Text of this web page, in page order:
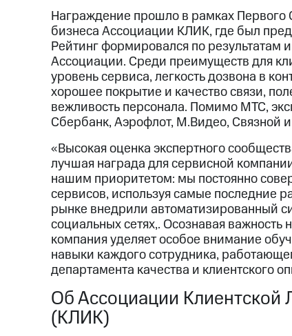
Награждение прошло в рамках Первого
бизнеса Ассоциации КЛИК, где был
Рейтинг формировался по результатам
Ассоциации. Среди преимуществ для
уровень сервиса, легкость дозвона в
хорошее покрытие и качество связи,
вежливость персонала. Помимо МТС,
Сбербанк, Аэрофлот, M.Видео, Связной
«Высокая оценка экспертного
лучшая награда для сервисной
нашим приоритетом: мы постоянно
сервисов, используя самые последние
рынке внедрили автоматизированный
социальных сетях,. Осознавая важность
компания уделяет особое внимание
навыки каждого сотрудника,
департамента качества и клиентского
Об Ассоциации Клиентской
(КЛИК)